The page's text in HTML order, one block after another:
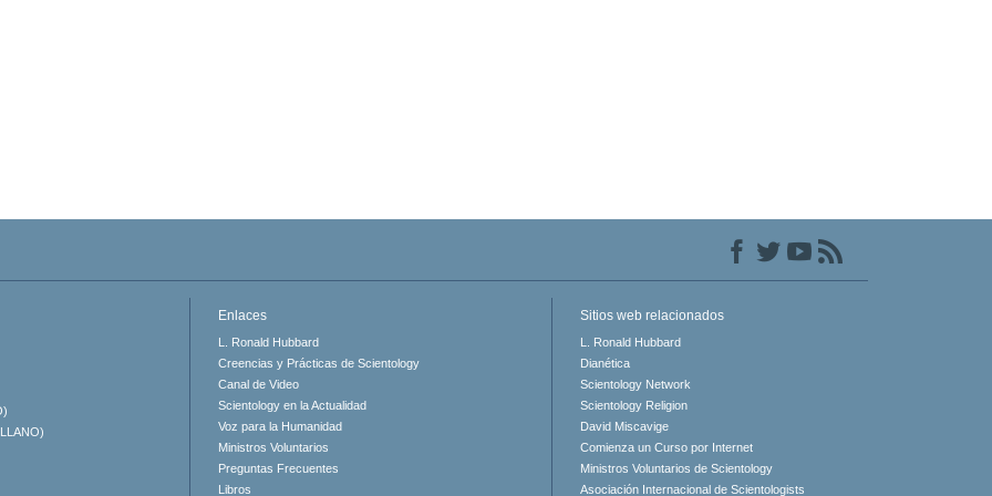
Enlaces
L. Ronald Hubbard
Creencias y Prácticas de Scientology
Canal de Video
Scientology en la Actualidad
Voz para la Humanidad
Ministros Voluntarios
Preguntas Frecuentes
Libros
Sitios web relacionados
L. Ronald Hubbard
Dianética
Scientology Network
Scientology Religion
David Miscavige
Comienza un Curso por Internet
Ministros Voluntarios de Scientology
Asociación Internacional de Scientologists